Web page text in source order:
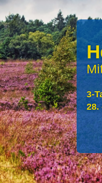
3-
28.